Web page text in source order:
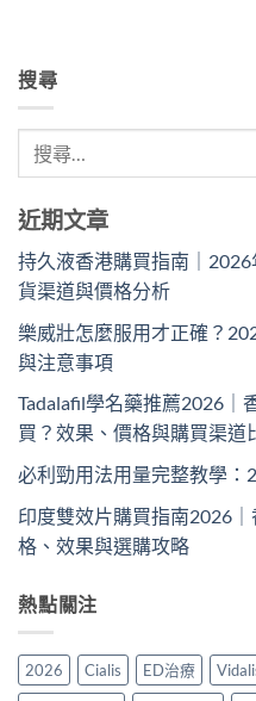
搜尋
近期文章
持久液香港購買指南｜
貨渠道與價格分析
樂威壯怎麼服用才正確？
與注意事項
Tadalafil學名藥推薦2026｜
買？效果、價格與購買渠道
必利勁用法用量完整教學：
印度雙效片購買指南2026
格、效果與選購攻略
熱點關注
2026 Cialis ED治療